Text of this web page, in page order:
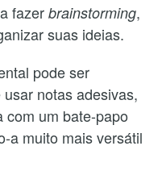
fazer brainstorming,
suas ideias.
pode ser
notas adesivas,
com um bate-papo
a muito mais versátil